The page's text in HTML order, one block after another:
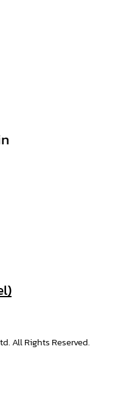
All Rights Reserved.